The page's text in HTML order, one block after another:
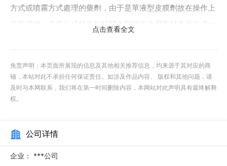
方式或噴霧方式處理的藥劑，由于是單液型皮膜劑故在操作上
非常簡便，皮膜化成時在短時間內即能在金屬素材表面生成一
设备生产厂家水处理设备 ，就选上海冠境贸易有限公司，有
需求可以来电咨询！
将污水中的有害物质和污染物去除或降低到合理的标准，使其
达到排放要求。它通常由预处理单元、生化处理单元和沉淀过
滤单元组成，每个单元都有特定的功能和作用。 首先，预处
点击查看全文
免责声明：本页面所展现的信息及其他相关推荐信息，均来源于其对应的商
铺，本站对此不承担任何保证责任。如涉及作品内容、 版权和其他问题，请
及时与本网联系，我们将在第一时间删除内容，本网站对此声明具有最终解释
权。
公司详情
企业： ***公司